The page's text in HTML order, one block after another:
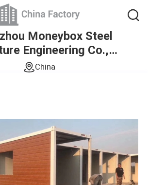
Moneybox Steel
Engineering Co.,
Ltd.
China